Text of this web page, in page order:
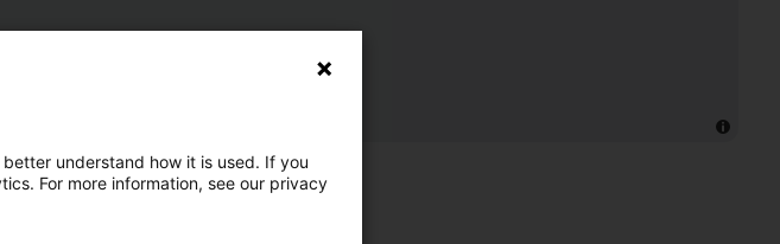
understand how it is used. If you
For more information, see our privacy